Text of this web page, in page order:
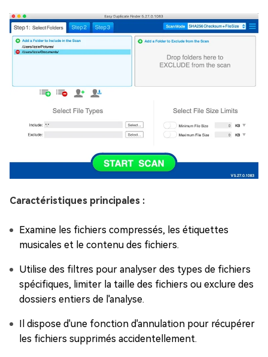
Caractéristiques principales :
Examine les fichiers compressés, les étiquettes
musicales et le contenu des fichiers.
Utilise des filtres pour analyser des types de fichiers
spécifiques, limiter la taille des fichiers ou exclure des
dossiers entiers de l'analyse.
Il dispose d'une fonction d'annulation pour récupérer
les fichiers supprimés accidentellement.